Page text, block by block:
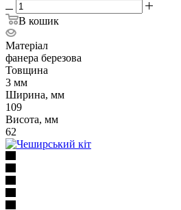
В кошик
Матеріал
фанера березова
Товщина
3 мм
Ширина, мм
109
Висота, мм
62